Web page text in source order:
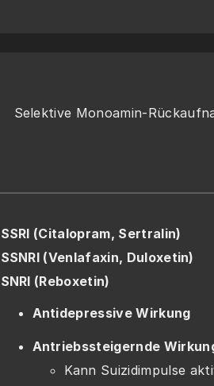
Selektive Monoamin-
SSRI (Citalopram, Sertralin)
SSNRI (Venlafaxin, Duloxetin)
SNRI (Reboxetin)
Antidepressive Wirkung
Antriebssteigernde
Kann Suizidimpulse